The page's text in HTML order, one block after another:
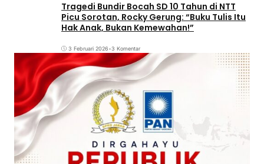
Tragedi Bundir Bocah SD 10 Tahun di NTT
Picu Sorotan, Rocky Gerung: “Buku Tulis Itu
Hak Anak, Bukan Kemewahan!”
3 Februari 2026•3 Komentar